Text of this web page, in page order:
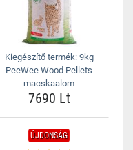
Kiegészítő termék: 9kg
PeeWee Wood Pellets
macskaalom
7690 Lt
ÚJDONSÁG